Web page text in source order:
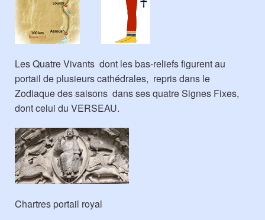
Les Quatre Vivants dont les bas-reliefs figurent au
portail de plusieurs cathédrales, repris dans le
Zodiaque des saisons dans ses quatre Signes Fixes,
dont celui du VERSEAU.
Chartres portail royal